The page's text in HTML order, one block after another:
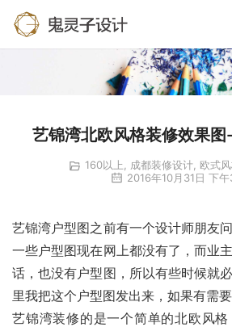
艺锦湾北欧风格装修效果图
160以上, 成都装修设计, 欧式
2016年10月31日 下
艺锦湾户型图之前有一个设计师朋友
一些户型图现在网上都没有了，而业
话，也没有户型图，所以有些时候就
里我把这个户型图发出来，如果有需要
艺锦湾装修的是一个简单的北欧风